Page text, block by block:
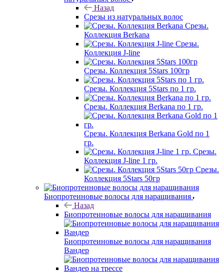
Назад
Срезы из натуральных волос
Срезы.
Коллекция Berkana
Срезы.
Коллекция J-line
Срезы. Коллекция 5Stars 100гр
Срезы. Коллекция 5Stars по 1 гр.
Срезы. Коллекция Berkana по 1 гр.
Срезы. Коллекция Berkana Gold по 1
гр.
Срезы.
Коллекция J-line 1 гр.
Срезы.
Коллекция 5Stars 50гр
Биопротеиновые волосы для наращивания
Назад
Биопротеиновые волосы для наращивания
Биопротеиновые волосы для наращивания
Вандер